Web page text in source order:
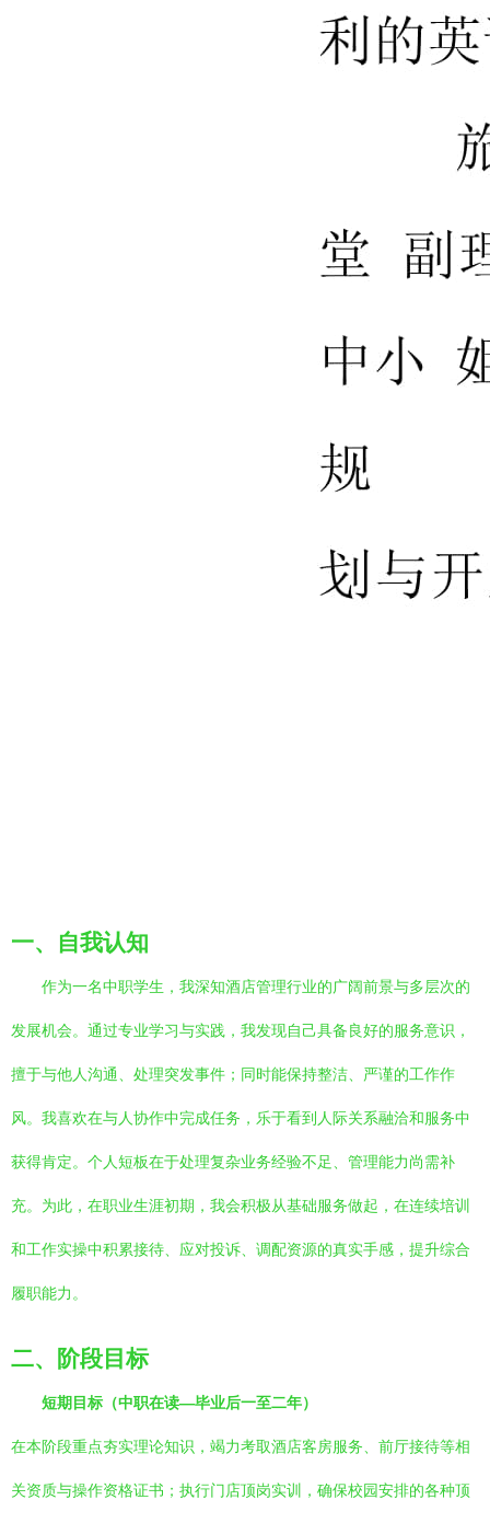
一、自我认知
作为一名中职学生，我深知酒店管理行业的广阔前景与多层次的
发展机会。通过专业学习与实践，我发现自己具备良好的服务意识，
擅于与他人沟通、处理突发事件；同时能保持整洁、严谨的工作作
风。我喜欢在与人协作中完成任务，乐于看到人际关系融洽和服务中
获得肯定。个人短板在于处理复杂业务经验不足、管理能力尚需补
充。为此，在职业生涯初期，我会积极从基础服务做起，在连续培训
和工作实操中积累接待、应对投诉、调配资源的真实手感，提升综合
履职能力。
二、阶段目标
短期目标（中职在读—毕业后一至二年）
在本阶段重点夯实理论知识，竭力考取酒店客房服务、前厅接待等相
关资质与操作资格证书；执行门店顶岗实训，确保校园安排的各种顶